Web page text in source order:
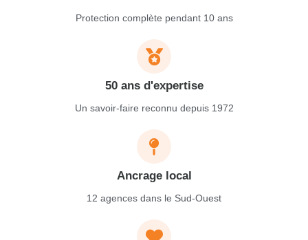
Protection complète pendant 10 ans
50 ans d'expertise
Un savoir-faire reconnu depuis 1972
Ancrage local
12 agences dans le Sud-Ouest